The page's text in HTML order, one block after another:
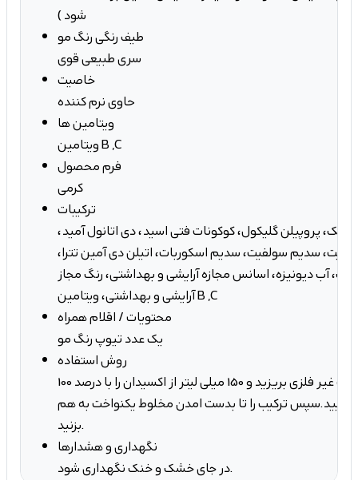
شود )
طیف رنگی رنگ مو
سری طبیعی قوی
خاصیت
حاوی نرم کننده
ویتامین ها
ویتامین B ,C
فرم محصول
کرمی
ترکیبات
پروپیلن گلیکول، کوکونات فتی اسید، دی اتانول آمید،
سدیم سولفیت، سدیم اسکوربات، اتیلن دی آمین تترا،
آب دیونیزه، اسانس مجازه آرایشی و بهداشتی، رنگ مجاز
آرایشی و بهداشتی، ویتامین B ,C
محتویات / اقلام همراه
یک عدد تیوپ رنگ مو
روش استفاده
100 میل از رنگ مو را در ظرف غیر فلزی بریزید و 150 میلی لیتر از اکسیدان را با درصد
نمایید.سپس ترکیب را تا بدست امدن مخلوط یکنواخت به هم
بزنید.
نگهداری و هشدارها
در جای خشک و خنک نگهداری شود.